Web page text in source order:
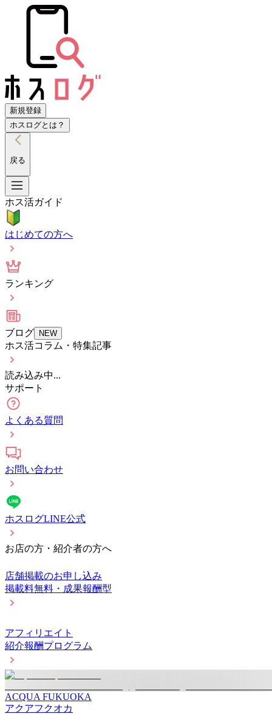
新規登録
ホスログとは？
戻る
ホス活ガイド
はじめての方へ
ランキング
ブログ NEW
ホス活コラム・特集記事
読み込み中...
サポート
よくある質問
お問い合わせ
ホスログLINE公式
お店の方・紹介者の方へ
店舗掲載のお申し込み
掲載料無料・成果報酬型
アフィリエイト
紹介報酬プログラム
ACQUA FUKUOKA
アクアフクオカ